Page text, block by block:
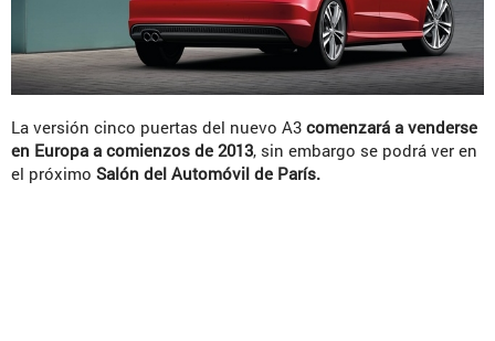
La versión cinco puertas del nuevo A3 comenzará a venderse
en Europa a comienzos de 2013, sin embargo se podrá ver en
el próximo Salón del Automóvil de París.